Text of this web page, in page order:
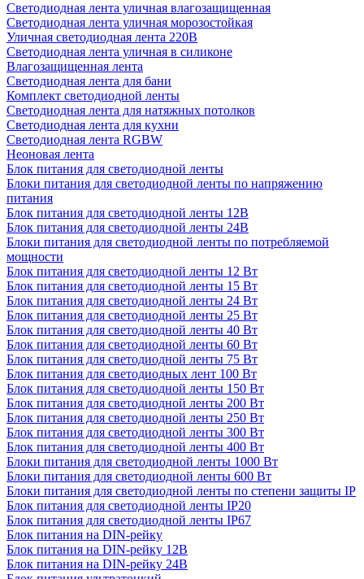
Светодиодная лента уличная влагозащищенная
Светодиодная лента уличная морозостойкая
Уличная светодиодная лента 220В
Светодиодная лента уличная в силиконе
Влагозащищенная лента
Светодиодная лента для бани
Комплект светодиодной ленты
Светодиодная лента для натяжных потолков
Светодиодная лента для кухни
Светодиодная лента RGBW
Неоновая лента
Блок питания для светодиодной ленты
Блоки питания для светодиодной ленты по напряжению
питания
Блок питания для светодиодной ленты 12В
Блок питания для светодиодной ленты 24В
Блоки питания для светодиодной ленты по потребляемой
мощности
Блок питания для светодиодной ленты 12 Вт
Блок питания для светодиодной ленты 15 Вт
Блок питания для светодиодной ленты 24 Вт
Блок питания для светодиодной ленты 25 Вт
Блок питания для светодиодной ленты 40 Вт
Блок питания для светодиодной ленты 60 Вт
Блок питания для светодиодной ленты 75 Вт
Блок питания для светодиодных лент 100 Вт
Блок питания для светодиодной ленты 150 Вт
Блок питания для светодиодной ленты 200 Вт
Блок питания для светодиодной ленты 250 Вт
Блок питания для светодиодной ленты 300 Вт
Блок питания для светодиодной ленты 400 Вт
Блоки питания для светодиодной ленты 1000 Вт
Блоки питания для светодиодной ленты 600 Вт
Блоки питания для светодиодной ленты по степени защиты IP
Блок питания для светодиодной ленты IP20
Блок питания для светодиодной ленты IP67
Блок питания на DIN-рейку
Блок питания на DIN-рейку 12В
Блок питания на DIN-рейку 24В